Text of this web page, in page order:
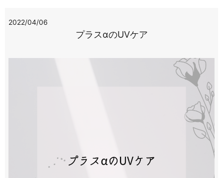
2022/04/06
プラスαのUVケア